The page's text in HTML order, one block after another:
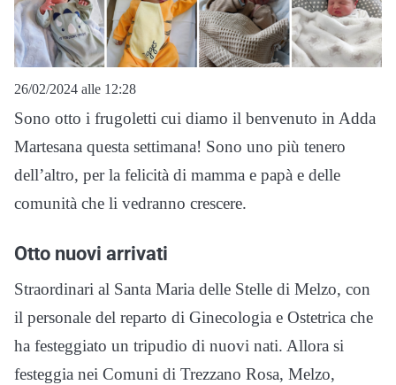
26/02/2024 alle 12:28
Sono otto i frugoletti cui diamo il benvenuto in Adda
Martesana questa settimana! Sono uno più tenero
dell’altro, per la felicità di mamma e papà e delle
comunità che li vedranno crescere.
Otto nuovi arrivati
Straordinari al Santa Maria delle Stelle di Melzo, con
il personale del reparto di Ginecologia e Ostetrica che
ha festeggiato un tripudio di nuovi nati. Allora si
festeggia nei Comuni di Trezzano Rosa, Melzo,